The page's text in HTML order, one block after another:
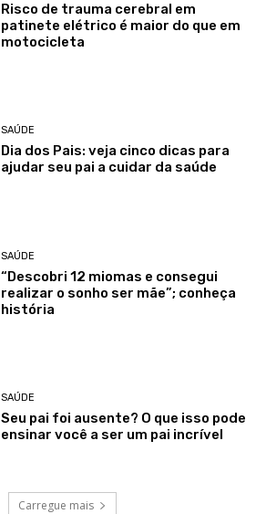
Risco de trauma cerebral em
patinete elétrico é maior do que em
motocicleta
SAÚDE
Dia dos Pais: veja cinco dicas para
ajudar seu pai a cuidar da saúde
SAÚDE
“Descobri 12 miomas e consegui
realizar o sonho ser mãe”; conheça
história
SAÚDE
Seu pai foi ausente? O que isso pode
ensinar você a ser um pai incrível
Carregue mais